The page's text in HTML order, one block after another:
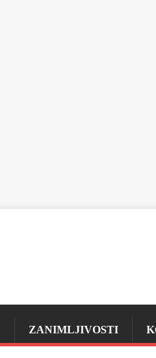
ZANIMLJIVOSTI